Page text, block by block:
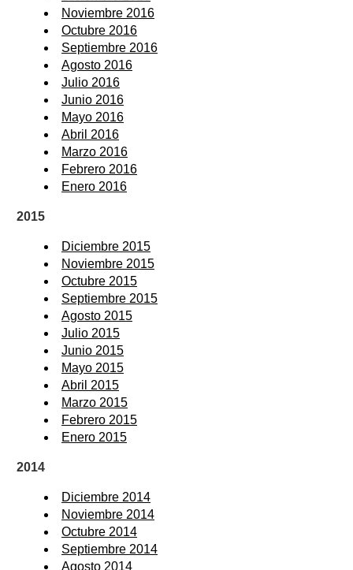
Noviembre 2016
Octubre 2016
Septiembre 2016
Agosto 2016
Julio 2016
Junio 2016
Mayo 2016
Abril 2016
Marzo 2016
Febrero 2016
Enero 2016
2015
Diciembre 2015
Noviembre 2015
Octubre 2015
Septiembre 2015
Agosto 2015
Julio 2015
Junio 2015
Mayo 2015
Abril 2015
Marzo 2015
Febrero 2015
Enero 2015
2014
Diciembre 2014
Noviembre 2014
Octubre 2014
Septiembre 2014
Agosto 2014